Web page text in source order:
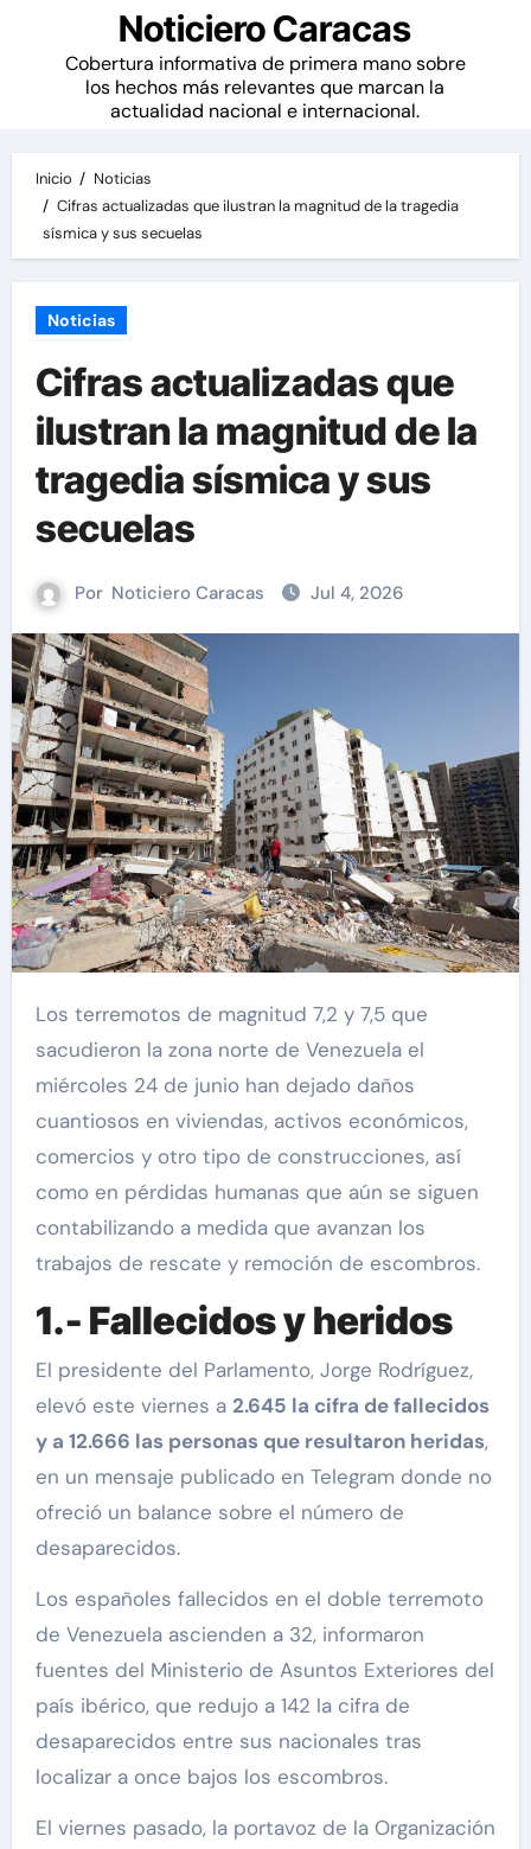
Noticiero Caracas
Cobertura informativa de primera mano sobre
los hechos más relevantes que marcan la
actualidad nacional e internacional.
Inicio
Noticias
Cifras actualizadas que ilustran la magnitud de la tragedia
sísmica y sus secuelas
Noticias
Cifras actualizadas que
ilustran la magnitud de la
tragedia sísmica y sus
secuelas
Por Noticiero Caracas Jul 4, 2026
Los terremotos de magnitud 7,2 y 7,5 que
sacudieron la zona norte de Venezuela el
miércoles 24 de junio han dejado daños
cuantiosos en viviendas, activos económicos,
comercios y otro tipo de construcciones, así
como en pérdidas humanas que aún se siguen
contabilizando a medida que avanzan los
trabajos de rescate y remoción de escombros.
1.- Fallecidos y heridos
El presidente del Parlamento, Jorge Rodríguez,
elevó este viernes a 2.645 la cifra de fallecidos
y a 12.666 las personas que resultaron heridas,
en un mensaje publicado en Telegram donde no
ofreció un balance sobre el número de
desaparecidos.
Los españoles fallecidos en el doble terremoto
de Venezuela ascienden a 32, informaron
fuentes del Ministerio de Asuntos Exteriores del
país ibérico, que redujo a 142 la cifra de
desaparecidos entre sus nacionales tras
localizar a once bajos los escombros.
El viernes pasado, la portavoz de la Organización